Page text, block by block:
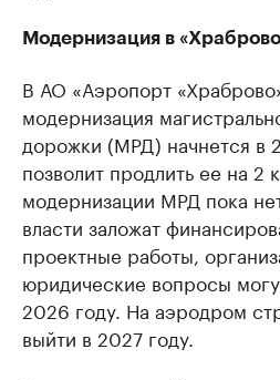
Модернизация в
В АО «Аэропорт
модернизация
дорожки (МРД) начнется в
позволит продлить ее на 2
модернизации МРД пока
власти заложат
проектные работы,
юридические вопросы
2026 году. На аэродром
выйти в 2027 году.